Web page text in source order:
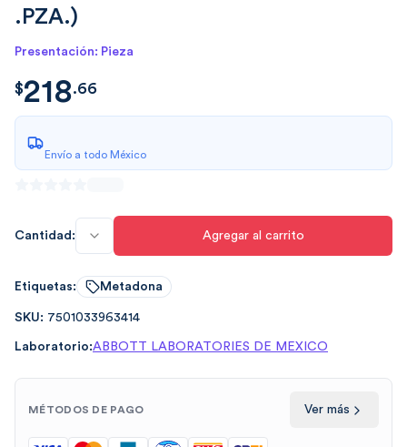
.PZA.)
Presentación: Pieza
$218.6663
$218.66
Envío a todo México
Cantidad: Agregar al carrito
Etiquetas: Metadona
SKU: 7501033963414
Laboratorio:ABBOTT LABORATORIES DE MEXICO
MÉTODOS DE PAGO Ver más